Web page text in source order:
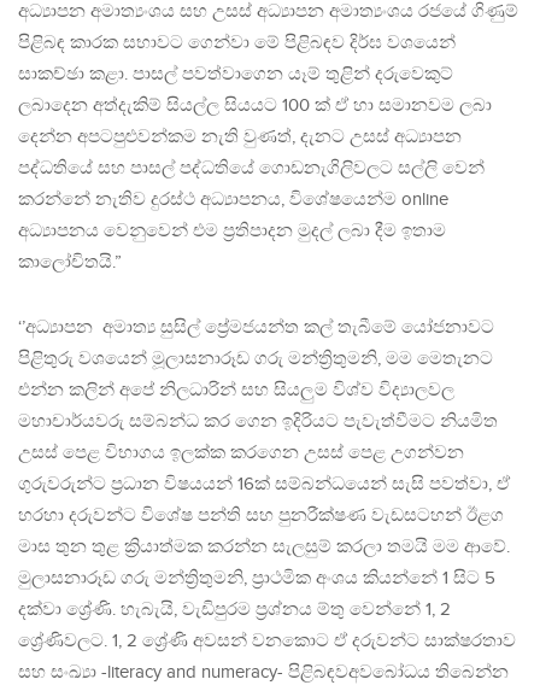
අධ්‍යාපන අමාත්‍යංශය සහ උසස් අධ්‍යාපන අමාත්‍යංශය රජයේ ගිණුම්
පිළිබඳ කාරක සභාවට ගෙන්වා මේ පිළිබඳව දිර්ඝ වශයෙන්‌
සාකච්ඡා කළා. පාසල්‌ පවත්වාගෙන යෑම්‌ තුළින්‌ දරුවෙකුට්
ලබාදෙන අත්දැකිම්‌ සියල්ල සියයට 100 ක් ඒ හා සමානවම ලබා
දෙන්න අපටපුළුවන්කම නැති වුණත්‌, දැනට උසස්‌ අධ්‍යාපන
පද්ධතියේ සහ පාසල්‌ පද්ධතියේ ගොඩනැගිලිවලට සල්ලි වෙන්‌
කරන්නේ නැතිව දුරස්ථ අධ්‍යාපනය, විශේෂයෙන්ම online
අධ්‍යාපනය වෙනුවෙන්‌ එම ප්‍රතිපාදන මුදල්‌ ලබා දීම ඉතාම
කාලෝචිතයි.”
‘’අධ්‍යාපන අමාත්‍ය සුසිල් ප්‍රේමජයන්ත කල් තැබීමේ යෝජනාවට
පිළිතුරු වශයෙන් මූලාසනාරූඩ ගරු මන්ත්‍රිතුමනි, මම මෙතැනට
එන්න කලින්‌ අපේ නිලධාරින්‌ සහ සියලුම විශ්ව විද්‍යාලවල
මහාචාර්යවරු සම්බන්ධ කර ගෙන ඉදිරියට පැවැත්වීමට නියමිත
උසස්‌ පෙළ විභාගය ඉලක්ක කරගෙන උසස්‌ පෙළ උගන්වන
ගුරුවරුන්ට ප්‍රධාන විෂයයන්‌ 16ක්‌ සම්බන්ධයෙන්‌ සැසි පවත්වා, ඒ
හරහා දරුවන්ට විශේෂ පන්ති සහ පුනරීක්ෂණ වැඩසටහන්‌ ඊළග
මාස තුන තුළ ක්‍රියාත්මක කරන්න සැලසුම්‌ කරලා තමයි මම ආවේ.
මුලාසනාරූඩ ගරු මන්ත්‍රිතුමනි, ප්‍රාථමික අංශය කියන්නේ 1 සිට 5
දක්වා ශ්‍රේණි. හැබැයි, වැඩිපුරම ප්‍රශ්නය ම්තු වෙන්නේ 1, 2
ශ්‍රේණිවලට. 1, 2 ශ්‍රේණි අවසන්‌ වනකොට ඒ දරුවන්ට සාක්ෂරතාව
සහ සංඛ්‍යා -literacy and numeracy- පිළිබඳවඅවබෝධය තිබෙන්න